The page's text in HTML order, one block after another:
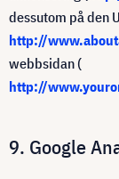
dessutom på den
http://
webbsidan (
http://
9. Google